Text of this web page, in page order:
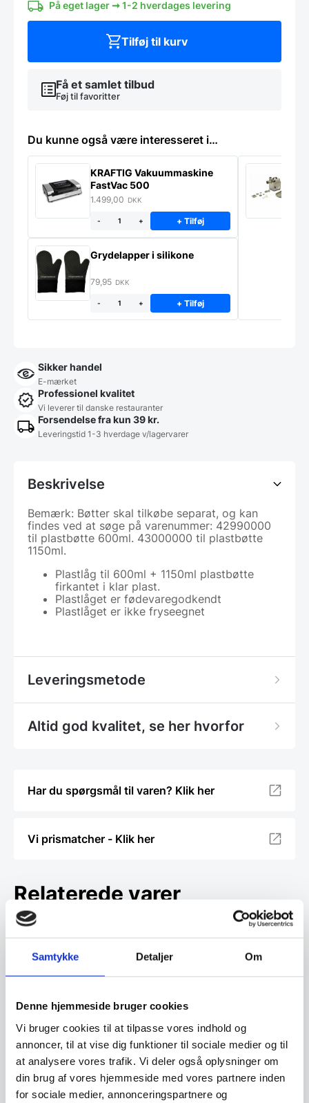
Samtykke Detaljer Om
Denne hjemmeside bruger cookies
Vi bruger cookies til at tilpasse vores indhold og
annoncer, til at vise dig funktioner til sociale medier og til
at analysere vores trafik. Vi deler også oplysninger om
din brug af vores hjemmeside med vores partnere inden
for sociale medier, annonceringspartnere og
fryseegnet
plastbøtter
På eget lager ➞ 1-2 hverdages levering
Få et samlet tilbud
Føj til favoritter
Tilføj til kurv
Du kunne også være interesseret i…
KRAFTIG Vakuummaskine
FastVac 500
1.499,00 DKK
- + + Tilføj
Grydelapper i silikone
79,95 DKK
- + + Tilføj
Sikker handel
E-mærket
Professionel kvalitet
Vi leverer til danske restauranter
Forsendelse fra kun 39 kr.
Leveringstid 1-3 hverdage v/lagervarer
Beskrivelse
Bemærk: Bøtter skal tilkøbe separat, og kan
findes ved at søge på varenummer: 42990000
til plastbøtte 600ml. 43000000 til plastbøtte
1150ml.
Plastlåg til 600ml + 1150ml plastbøtte
firkantet i klar plast.
Plastlåget er fødevaregodkendt
Plastlåget er ikke fryseegnet
Leveringsmetode
Altid god kvalitet, se her hvorfor
Har du spørgsmål til varen? Klik her
Vi prismatcher - Klik her
Relaterede varer
Husholdningsboks 0,175
liter Transparent
Mepal Modula modulboks
hjælper dig med at få overblik i
dit køkken! Det…
Mepal Modula
Husholdningsboks 1,5
liter Transparent
Mepal Modula modulboks
hjælper dig med at få overblik i